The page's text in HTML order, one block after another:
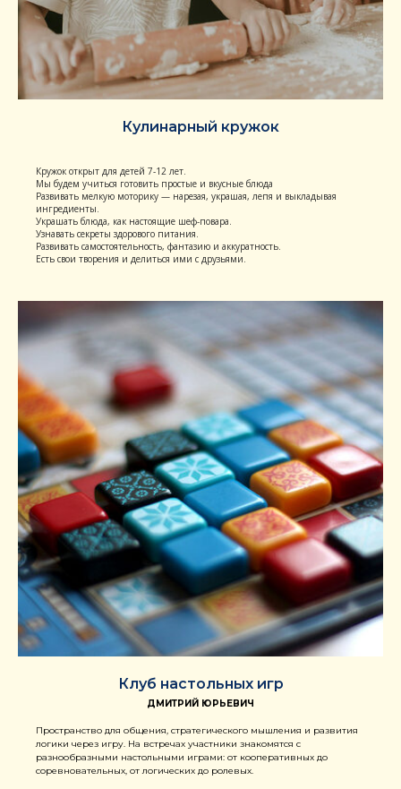
Кулинарный кружок
Кружок открыт для детей 7-12 лет.
Мы будем учиться готовить простые и вкусные блюда
Развивать мелкую моторику — нарезая, украшая, лепя и выкладывая
ингредиенты.
Украшать блюда, как настоящие шеф-повара.
Узнавать секреты здорового питания.
Развивать самостоятельность, фантазию и аккуратность.
Есть свои творения и делиться ими с друзьями.
Клуб настольных игр
ДМИТРИЙ ЮРЬЕВИЧ
Пространство для общения, стратегического мышления и развития
логики через игру. На встречах участники знакомятся с
разнообразными настольными играми: от кооперативных до
соревновательных, от логических до ролевых.